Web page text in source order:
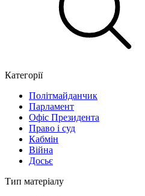
Категорії
Політмайданчик
Парламент
Офіс Президента
Право і суд
Кабмін
Війна
Досьє
Тип матеріалу